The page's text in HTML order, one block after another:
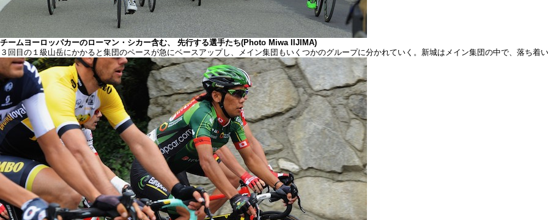
チームヨーロッパカーのローマン・シカー含む、 先行する選手たち(Photo Miwa IIJIMA)
３回目の１級山岳にかかると集団のペースが急にベースアップし、メイン集団もいくつかのグループに分かれていく。新城はメイン集団の中で、落ち着